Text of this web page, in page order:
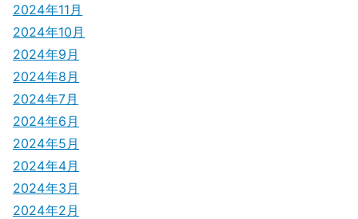
2024年11月
2024年10月
2024年9月
2024年8月
2024年7月
2024年6月
2024年5月
2024年4月
2024年3月
2024年2月